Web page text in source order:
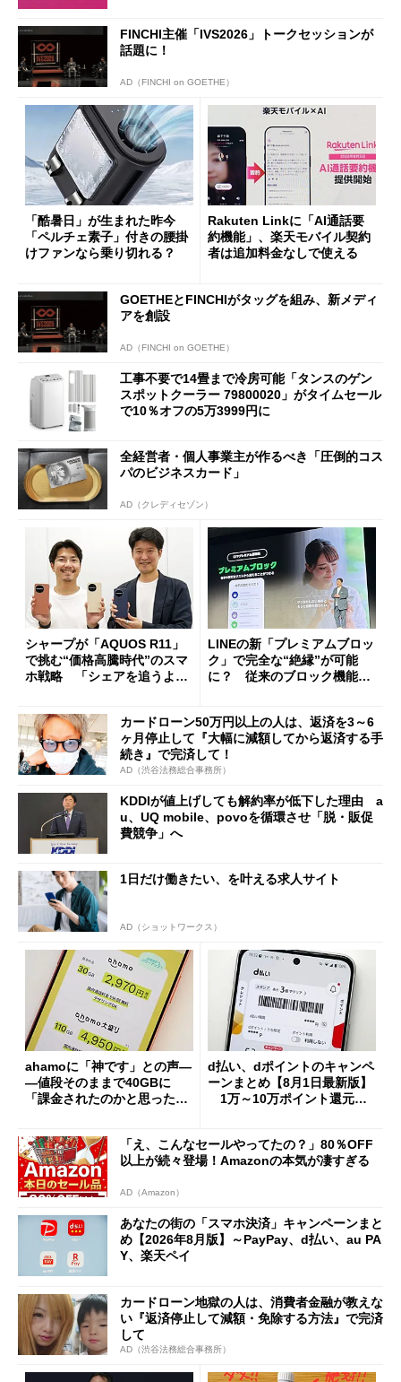
FINCHI主催「IVS2026」トークセッションが
話題に！
AD（FINCHI on GOETHE）
「酷暑日」が生まれた昨今
「ペルチェ素子」付きの腰掛
けファンなら乗り切れる？
Rakuten Linkに「AI通話要
約機能」、楽天モバイル契約
者は追加料金なしで使える
GOETHEとFINCHIがタッグを組み、新メディ
アを創設
AD（FINCHI on GOETHE）
工事不要で14畳まで冷房可能「タンスのゲン
スポットクーラー 79800020」がタイムセール
で10％オフの5万3999円に
全経営者・個人事業主が作るべき「圧倒的コス
パのビジネスカード」
AD（クレディセゾン）
シャープが「AQUOS R11」
で挑む“価格高騰時代”のスマ
ホ戦略 「シェアを追うより
LINEの新「プレミアムブロッ
ク」で完全な“絶縁”が可能
に？ 従来のブロック機能と
カードローン50万円以上の人は、返済を3～6
ヶ月停止して『大幅に減額してから返済する手
続き』で完済して！
AD（渋谷法務総合事務所）
KDDIが値上げしても解約率が低下した理由 a
u、UQ mobile、povoを循環させ「脱・販促
費競争」へ
1日だけ働きたい、を叶える求人サイト
AD（ショットワークス）
ahamoに「神です」との声―
―値段そのままで40GBに
「課金されたのかと思った」
d払い、dポイントのキャンペ
ーンまとめ【8月1日最新版】
1万～10万ポイント還元の
「え、こんなセールやってたの？」80％OFF
以上が続々登場！Amazonの本気が凄すぎる
AD（Amazon）
あなたの街の「スマホ決済」キャンペーンまと
め【2026年8月版】～PayPay、d払い、au PA
Y、楽天ペイ
カードローン地獄の人は、消費者金融が教えな
い『返済停止して減額・免除する方法』で完済
して
AD（渋谷法務総合事務所）